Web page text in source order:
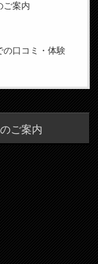
ご案内
の口コミ・体験
ご案内